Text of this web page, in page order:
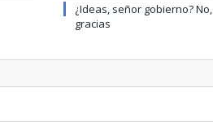
¿Ideas, señor gobierno? No,
gracias